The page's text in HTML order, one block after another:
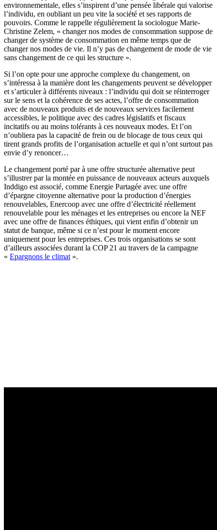
environnementale, elles s’inspirent d’une pensée libérale qui valorise
l’individu, en oubliant un peu vite la société et ses rapports de
pouvoirs. Comme le rappelle régulièrement la sociologue Marie-
Christine Zelem, « changer nos modes de consommation suppose de
changer de système de consommation en même temps que de
changer nos modes de vie. Il n’y pas de changement de mode de vie
sans changement de ce qui les structure ».
Si l’on opte pour une approche complexe du changement, on
s’intéressa à la manière dont les changements peuvent se développer
et s’articuler à différents niveaux : l’individu qui doit se réinterroger
sur le sens et la cohérence de ses actes, l’offre de consommation
avec de nouveaux produits et de nouveaux services facilement
accessibles, le politique avec des cadres législatifs et fiscaux
incitatifs ou au moins tolérants à ces nouveaux modes. Et l’on
n’oubliera pas la capacité de frein ou de blocage de tous ceux qui
tirent grands profits de l’organisation actuelle et qui n’ont surtout pas
envie d’y renoncer…
Le changement porté par à une offre structurée alternative peut
s’illustrer par la montée en puissance de nouveaux acteurs auxquels
Inddigo est associé, comme Energie Partagée avec une offre
d’épargne citoyenne alternative pour la production d’énergies
renouvelables, Enercoop avec une offre d’électricité réellement
renouvelable pour les ménages et les entreprises ou encore la NEF
avec une offre de finances éthiques, qui vient enfin d’obtenir un
statut de banque, même si ce n’est pour le moment encore
uniquement pour les entreprises. Ces trois organisations se sont
d’ailleurs associées durant la COP 21 au travers de la campagne
« Epargnons le climat».